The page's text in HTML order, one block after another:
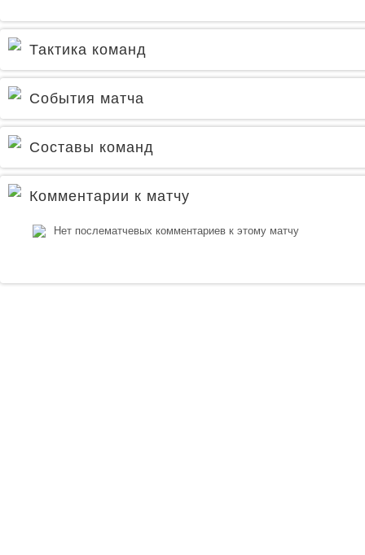
Тактика команд
События матча
Составы команд
Комментарии к матчу
Нет послематчевых комментариев к этому матчу